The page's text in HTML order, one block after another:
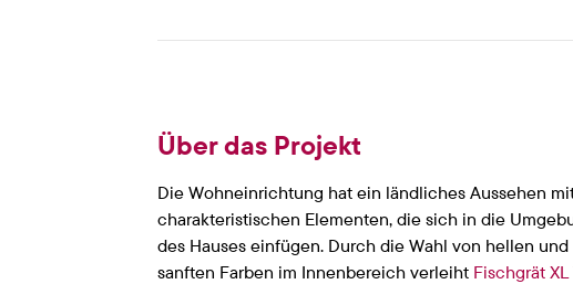
Über das Projekt
Die Wohneinrichtung hat ein ländliches Aussehen
charakteristischen Elementen, die sich in die
des Hauses einfügen. Durch die Wahl von hellen und
sanften Farben im Innenbereich verleiht Fischgrät